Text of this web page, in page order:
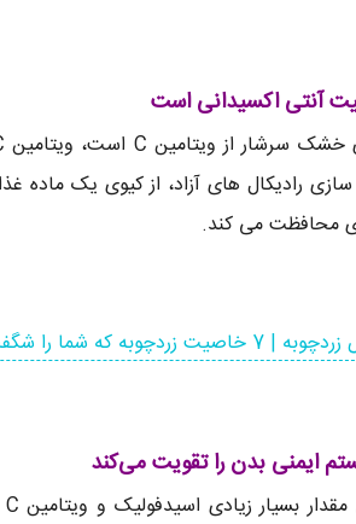
آنتی اکسیدانی است
رادیکال های آزاد، از کیوی یک
محافظت می کند.
که شما را شگفت زده خواهد کرد!
ایمنی بدن را تقویت می‌کند